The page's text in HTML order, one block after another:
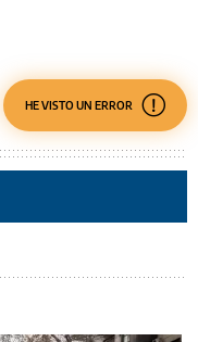
HE VISTO UN ERROR